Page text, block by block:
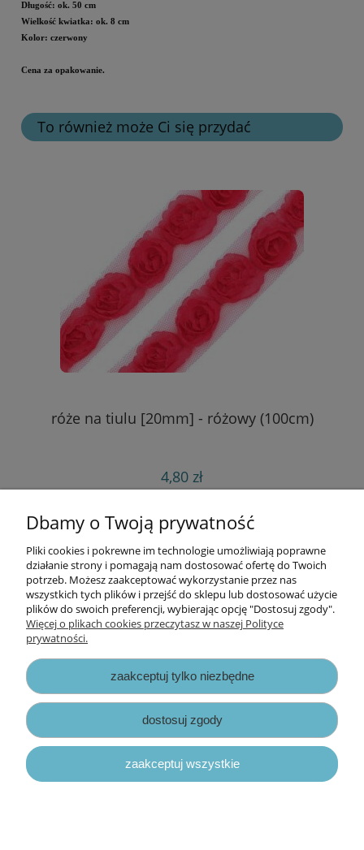
Długość: ok. 50 cm
Wielkość kwiatka: ok. 8 cm
Kolor: czerwony
Cena za opakowanie.
To również może Ci się przydać
róże na tiulu [20mm] - różowy (100cm)
4,80 zł
Informacje
Opłaty i koszty dostawy
Zapisy prawne
Dbamy o Twoją prywatność
Pliki cookies i pokrewne im technologie umożliwiają poprawne
działanie strony i pomagają nam dostosować ofertę do Twoich
potrzeb. Możesz zaakceptować wykorzystanie przez nas
wszystkich tych plików i przejść do sklepu lub dostosować użycie
plików do swoich preferencji, wybierając opcję "Dostosuj zgody".
Więcej o plikach cookies przeczytasz w naszej Polityce
prywatności.
zaakceptuj tylko niezbędne
dostosuj zgody
zaakceptuj wszystkie